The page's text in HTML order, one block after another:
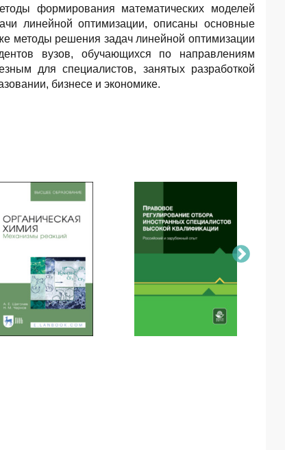
формирования математических моделей
линейной оптимизации, описаны основные
методы решения задач линейной оптимизации
вузов, обучающихся по направлениям
для специалистов, занятых разработкой
бизнесе и экономике.